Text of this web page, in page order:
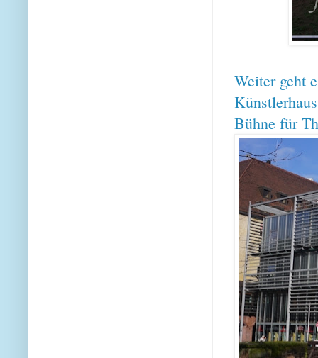
Weiter geht
Bühne für